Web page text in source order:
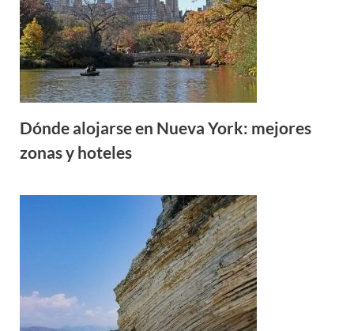
Dónde alojarse en Nueva York: mejores
zonas y hoteles